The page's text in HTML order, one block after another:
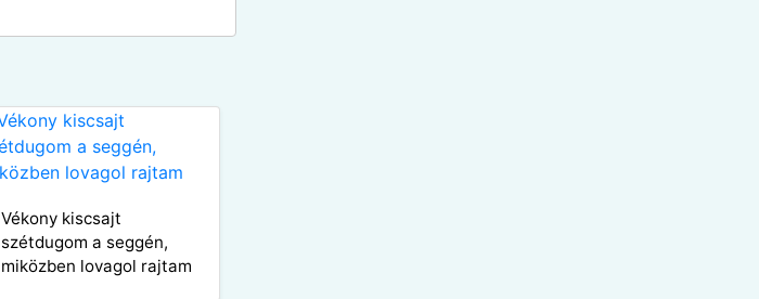
Vékony kiscsajt
szétdugom a seggén,
miközben lovagol rajtam